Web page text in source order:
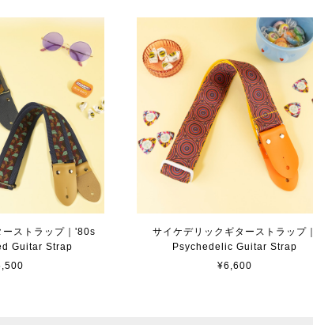
ストラップ｜'80s
Guitar Strap
サイケデリックギターストラップ｜
Psychedelic Guitar Strap
¥6,600